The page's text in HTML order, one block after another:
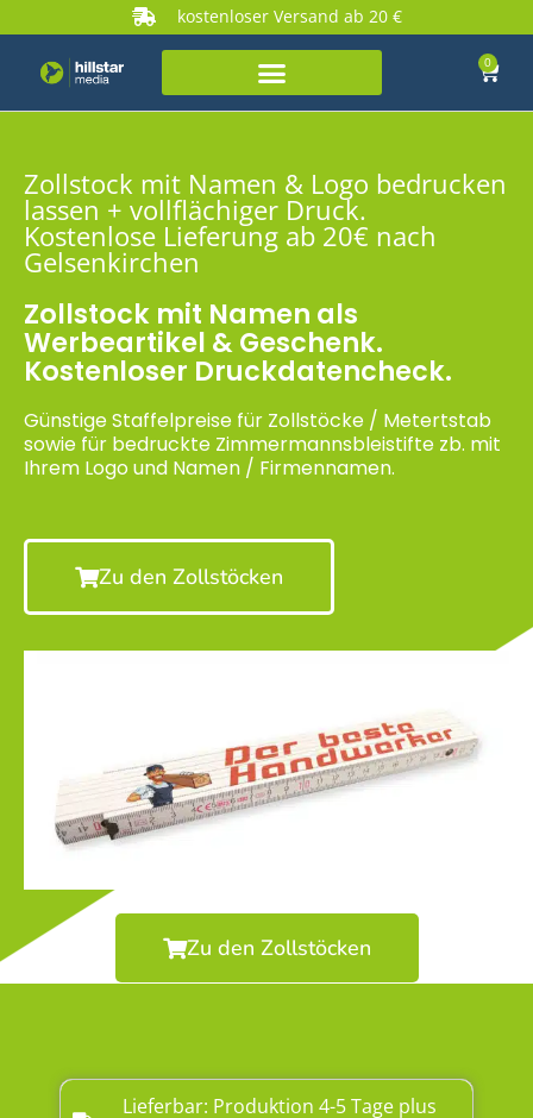
kostenloser Versand ab 20 €
0
Zollstock mit Namen & Logo bedrucken
lassen + vollflächiger Druck.
Kostenlose Lieferung ab 20€ nach
Gelsenkirchen
Zollstock mit Namen als
Werbeartikel & Geschenk.
Kostenloser Druckdatencheck.
Günstige Staffelpreise für Zollstöcke / Metertstab
sowie für bedruckte Zimmermannsbleistifte zb. mit
Ihrem Logo und Namen / Firmennamen.
Zu den Zollstöcken
Zu den Zollstöcken
Lieferbar: Produktion 4-5 Tage plus